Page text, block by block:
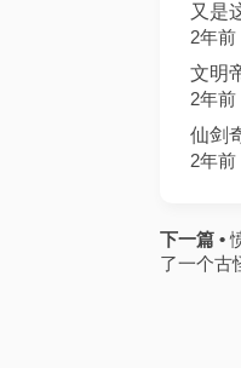
又是
2年前
文明
2年前
仙剑
2年前
下一篇 •
了一个古